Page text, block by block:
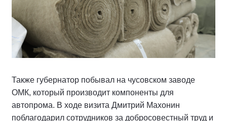
Также губернатор побывал на чусовском заводе
ОМК, который производит компоненты для
автопрома. В ходе визита Дмитрий Махонин
поблагодарил сотрудников за добросовестный труд и